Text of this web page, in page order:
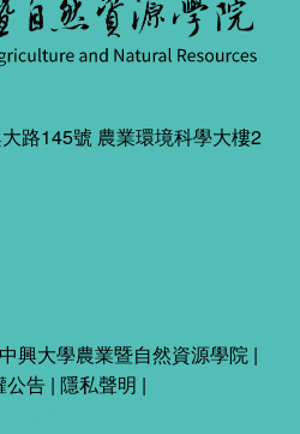
路145號 農業環境科學大樓2
興大學農業暨自然資源學院 |
公告 | 隱私聲明 |